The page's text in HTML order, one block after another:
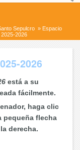
Sepulcro » Espacio
2025-2026
2026
está a su
fácilmente.
haga clic
pequeña flecha
derecha.